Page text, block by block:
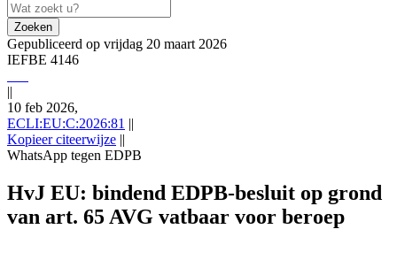
Zoeken
Gepubliceerd op vrijdag 20 maart 2026
IEFBE 4146
||
10 feb 2026,
ECLI:EU:C:2026:81 ||
Kopieer citeerwijze ||
WhatsApp tegen EDPB
EDPB), https://redactie-delex.cshark.nl/artikelen/hvj-eu-bindend-
edpb-besluit-op-grond-van-art-65-avg-vatbaar-voor-beroep
HvJ EU: bindend EDPB-besluit op grond
van art. 65 AVG vatbaar voor beroep